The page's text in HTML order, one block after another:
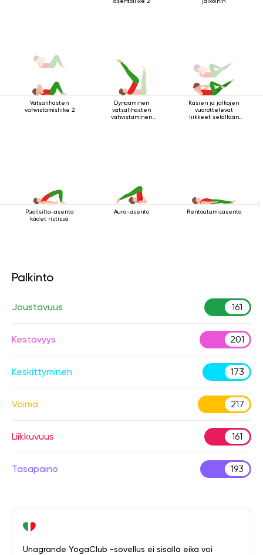
Vatsalihasten
vahvistamisliike 2
Dynaaminen
vatsalihasten
vahvistaminen
Käsien ja jalkojen
vuorottelevat
liikkeet selällään
Puolisilta-asento
kädet ristissä
Aura-asento Rentoutumisasento
Palkinto
Joustavuus 161
Kestävyys 201
Keskittyminen 173
Voima 217
Liikkuvuus 161
Tasapaino 193
Unagrande YogaClub -sovellus ei sisällä eikä voi